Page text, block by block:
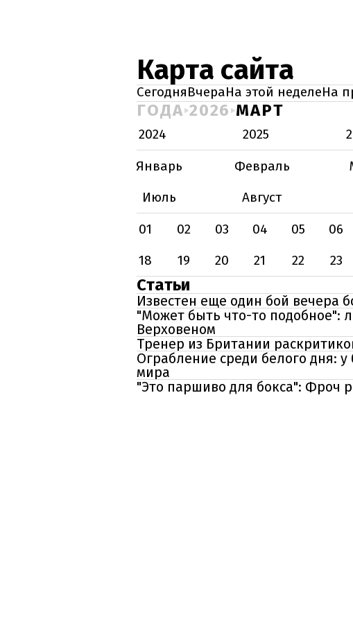
Карта сайта
СегодняВчераНа этой неделеНа
ГОДА 2026 МАРТ
2024 2025
Январь
Февраль
Июль
Август
01
02 03 04 05 06
18
19 20 21 22 23
Статьи
Известен еще один бой вечера
"Может быть что-то подобное":
Верховеном
Тренер из Британии
Ограбление среди белого дня:
мира
"Это паршиво для бокса": Фроч